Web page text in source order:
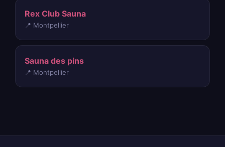
Rex Club Sauna
📍 Montpellier
Sauna des pins
📍 Montpellier